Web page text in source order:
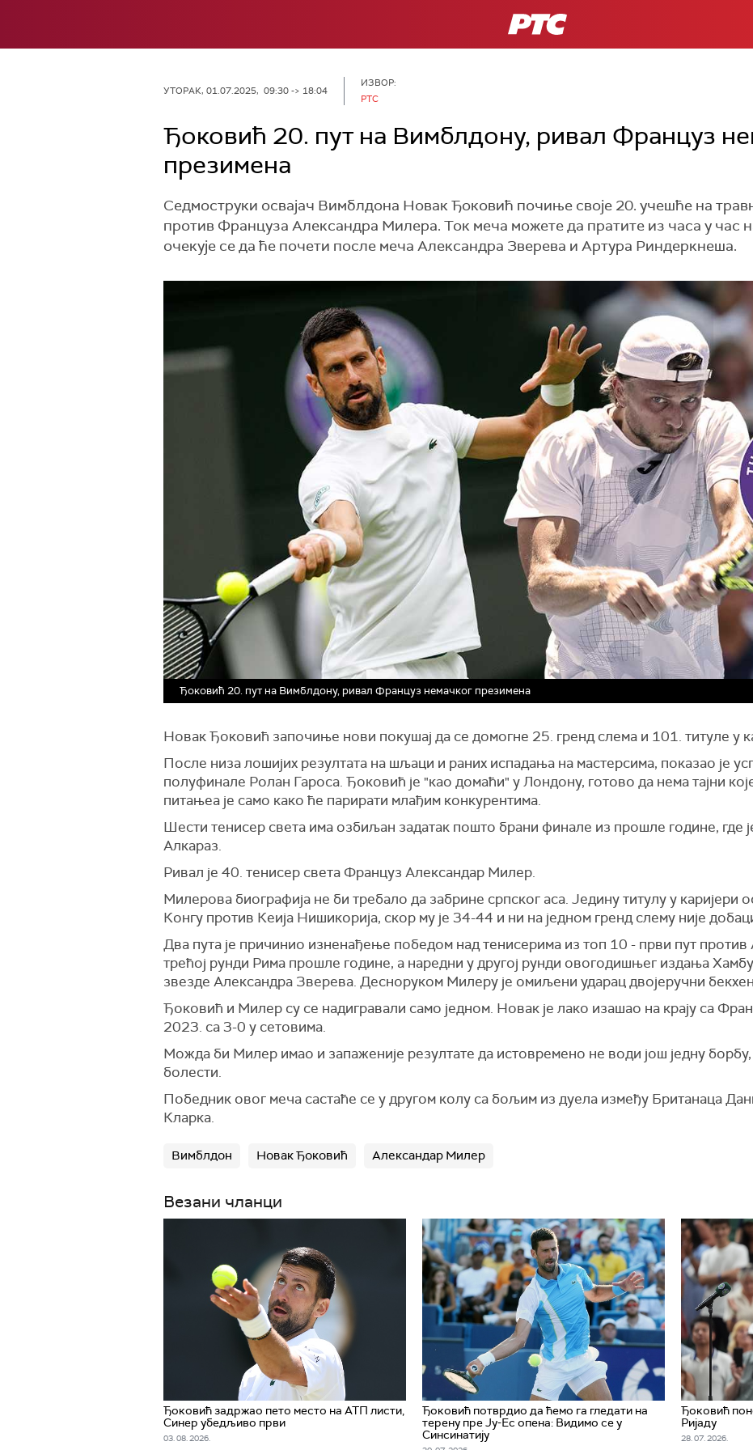
РТС
УТОРАК, 01.07.2025, 09:30 -> 18:04
ИЗВОР:
РТС
Ђоковић 20. пут на Вимблдону, ривал Француз
презимена
Седмоструки освајач Вимблдона Новак Ђоковић почиње своје 20. учешће на
против Француза Александра Милера. Ток меча можете да пратите из часа у час
очекује се да ће почети после меча Александра Зверева и Артура Риндеркнеша.
Ђоковић 20. пут на Вимблдону, ривал Француз немачког презимена
Новак Ђоковић започиње нови покушај да се домогне 25. гренд слема и 101. титуле у
После низа лошијих резултата на шљаци и раних испадања на мастерсима, показао је
полуфинале Ролан Гароса. Ђоковић је "као домаћи" у Лондону, готово да нема тајни
питањеа је само како ће парирати млађим конкурентима.
Шести тенисер света има озбиљан задатак пошто брани финале из прошле године, где
Алкараз.
Ривал је 40. тенисер света Француз Александар Милер.
Милерова биографија не би требало да забрине српског аса. Једину титулу у каријери
Конгу против Кеија Нишикорија, скор му је 34-44 и ни на једном гренд слему није
Два пута је причинио изненађење победом над тенисерима из топ 10 - први пут
трећој рунди Рима прошле године, а наредни у другој рунди овогодишњег издања
звезде Александра Зверева. Десноруком Милеру је омиљени ударац двојеручни
Ђоковић и Милер су се надигравали само једном. Новак је лако изашао на крају са
2023. са 3-0 у сетовима.
Можда би Милер имао и запаженије резултате да истовремено не води још једну
болести.
Победник овог меча састаће се у другом колу са бољим из дуела између Британаца
Кларка.
Вимблдон Новак Ђоковић Александар Милер
Везани чланци
Ђоковић задржао пето место на АТП листи,
Синер убедљиво први
03. 08. 2026.
Ђоковић потврдио да ћемо га гледати на
терену пре Ју-Ес опена: Видимо се у
Синсинатију
Ђоковић
Ријаду
28. 07. 2026.